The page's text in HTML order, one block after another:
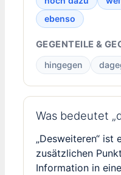
ebenso
GEGENTEILE &
hingegen
Was bedeutet
„Desweiteren“ ist
zusätzlichen
Information in